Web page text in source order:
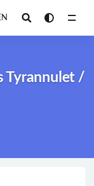
Tyrannulet /